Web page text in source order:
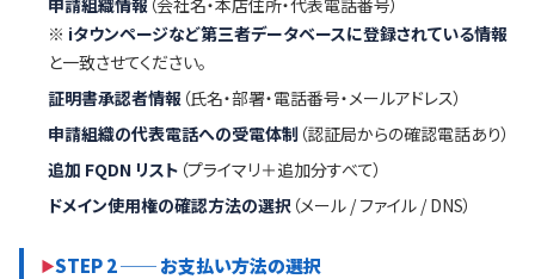
申請組織情報 （会社名・本店住所・代表電話番号）
※ iタウンページなど第三者データベースに登録されている情報
と一致させてください。
証明書承認者情報 （氏名・部署・電話番号・メールアドレス）
申請組織の代表電話への受電体制 （認証局からの確認電話あり）
追加 FQDN リスト （プライマリ＋追加分すべて）
ドメイン使用権の確認方法の選択 （メール / ファイル / DNS）
STEP 2 ── お支払い方法の選択